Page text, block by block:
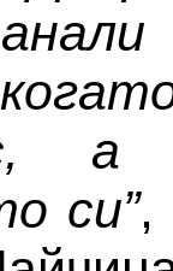
а
си”,